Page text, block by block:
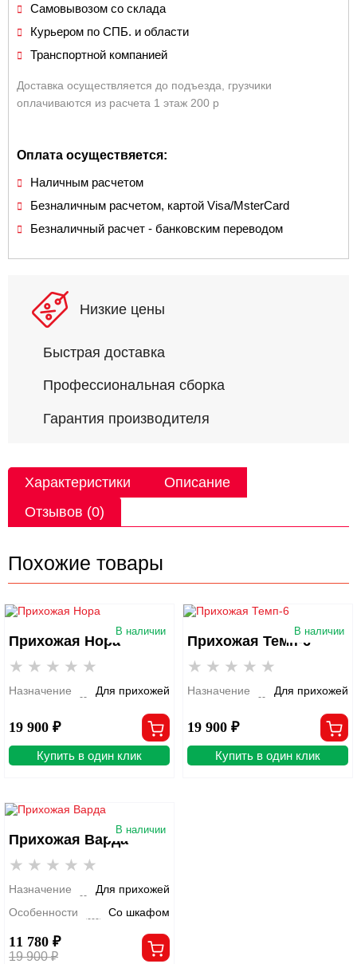
Самовывозом со склада
Курьером по СПБ. и области
Транспортной компанией
Доставка осуществляется до подъезда, грузчики
оплачиваются из расчета 1 этаж 200 р
Оплата осуществяется:
Наличным расчетом
Безналичным расчетом, картой Visa/MsterCard
Безналичный расчет - банковским переводом
Низкие цены
Быстрая доставка
Профессиональная сборка
Гарантия производителя
Характеристики
Описание
Отзывов (0)
Похожие товары
В наличии
Прихожая Нора
Назначение Для прихожей
19 900 ₽
Купить в один клик
В наличии
Прихожая Темп-6
Назначение Для прихожей
19 900 ₽
Купить в один клик
В наличии
Прихожая Варда
Назначение
Для прихожей
Особенности
Со шкафом
11 780 ₽
19 900 ₽